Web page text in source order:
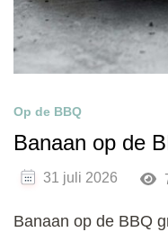
Op de BBQ
Banaan op de
31 juli 2026
Banaan op de BBQ